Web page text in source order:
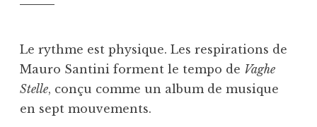
Le rythme est physique. Les respirations de
Mauro Santini forment le tempo de Vaghe
Stelle, conçu comme un album de musique
en sept mouvements.